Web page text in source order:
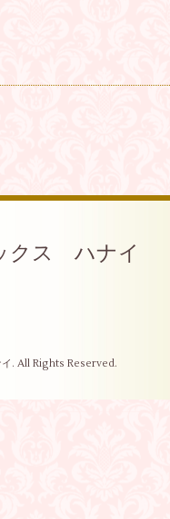
クス ハナイ
. All Rights Reserved.